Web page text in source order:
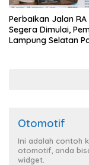
Perbaikan Jalan
Segera Dimulai,
Lampung Selatan
Otomotif
Ini adalah contoh
otomotif, anda
widget.